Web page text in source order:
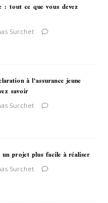
: tout ce que vous devez
Surchet
à l’assurance jeune
savoir
Surchet
projet plus facile à réaliser
Surchet